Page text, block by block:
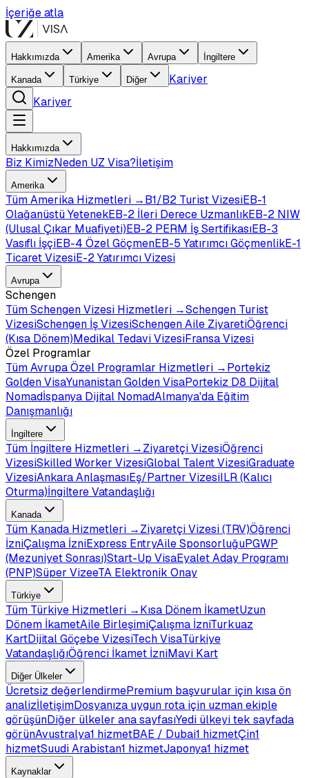
İçeriğe atla
Hakkımızda Amerika Avrupa İngiltere
Kanada Türkiye Diğer
Kariyer
Kariyer
Hakkımızda
Biz KimizNeden UZ Visa?İletişim
Amerika
TümAmerika Hizmetleri →B1/B2 Turist VizesiEB-1
Olağanüstü YetenekEB-2 İleri Derece UzmanlıkEB-2 NIW
(Ulusal Çıkar Muafiyeti)EB-2 PERM İş SertifikasıEB-3
Vasıflı İşçiEB-4 Özel GöçmenEB-5 Yatırımcı GöçmenlikE-1
Ticaret VizesiE-2 Yatırımcı Vizesi
Avrupa
Schengen
TümSchengen Vizesi Hizmetleri →Schengen Turist
VizesiSchengen İş VizesiSchengen Aile ZiyaretiÖğrenci
(Kısa Dönem)Medikal Tedavi VizesiFransa Vizesi
Özel Programlar
TümAvrupa Özel Programlar Hizmetleri →Portekiz
Golden VisaYunanistan Golden VisaPortekiz D8 Dijital
Nomadİspanya Dijital NomadAlmanya'da Eğitim
Danışmanlığı
İngiltere
Tüm İngiltere Hizmetleri →Ziyaretçi VizesiÖğrenci
VizesiSkilled Worker VizesiGlobal Talent VizesiGraduate
VizesiAnkara AnlaşmasıEş/Partner VizesiILR (Kalıcı
Oturma)İngiltere Vatandaşlığı
Kanada
Tüm Kanada Hizmetleri →Ziyaretçi Vizesi (TRV)Öğrenci
İzniÇalışma İzniExpress EntryAile SponsorluğuPGWP
(Mezuniyet Sonrası)Start-Up VisaEyalet Aday Programı
(PNP)Süper VizeeTA Elektronik Onay
Türkiye
Tüm Türkiye Hizmetleri →Kısa Dönem İkametUzun
Dönem İkametAile BirleşimiÇalışma İzniTurkuaz
KartDijital Göçebe VizesiTech VisaTürkiye
VatandaşlığıÖğrenci İkamet İzniMavi Kart
Diğer Ülkeler
Ücretsiz değerlendirmePremium başvurular için kısa ön
analizİletişimDosyanıza uygun rota için uzman ekiple
görüşünDiğer ülkeler ana sayfasıYedi ülkeyi tek sayfada
görünAvustralya1 hizmetBAE / Dubai1 hizmetÇin1
hizmetSuudi Arabistan1 hizmetJaponya1 hizmet
Kaynaklar